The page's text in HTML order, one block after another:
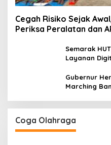
Cegah Risiko Sejak
Periksa Peralatan dan
Semarak
Layanan
Gubernur
Marching
Coga Olahraga